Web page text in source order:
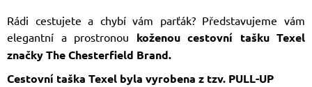
Rádi cestujete a chybí vám parťák? Představujeme vám
elegantní a prostronou koženou cestovní tašku Texel
značky The Chesterfield Brand.
Cestovní taška Texel byla vyrobena z tzv. PULL-UP